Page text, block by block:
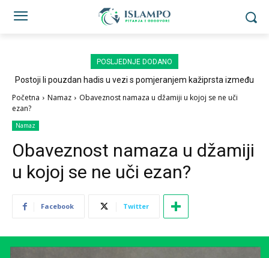
POSLJEDNJE DODANO
Postoji li pouzdan hadis u vezi s pomjeranjem kažiprsta između
Početna Namaz
Obaveznost namaza u džamiji u kojoj se ne uči
ezan?
Namaz
Obaveznost namaza u džamiji
u kojoj se ne uči ezan?
Facebook Twitter